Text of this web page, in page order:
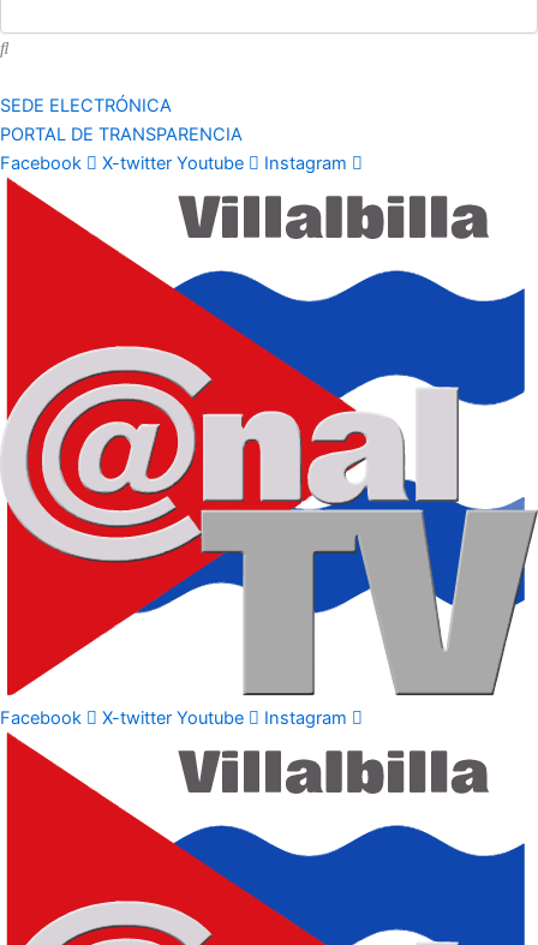
SEDE ELECTRÓNICA
PORTAL DE TRANSPARENCIA
Facebook
X-twitter Youtube Instagram
Facebook X-twitter Youtube Instagram